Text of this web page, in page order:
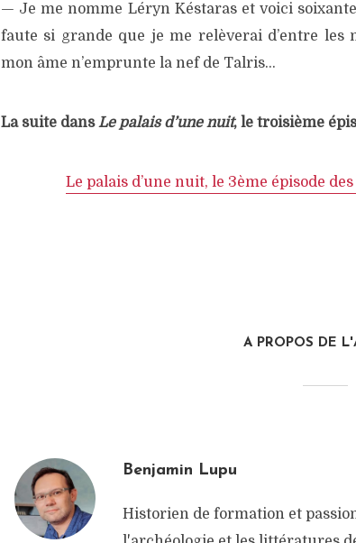
— Je me nomme Léryn Késtaras et voici
faute si grande que je me relèverai d’entre les
mon âme n’emprunte la nef de Talris…
La suite dansLe palais d’une nuit, le troisième
Le palais d’une nuit, le 3ème épisode
A PROPOS DE
Benjamin Lupu
Historien de formation et